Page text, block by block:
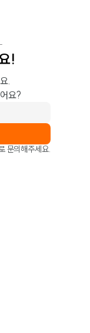
!
.
요?
문의해주세요.